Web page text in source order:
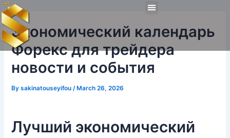
Skip
to
content
Menu
Экономический календарь
Форекс для трейдера
новости и события
Bysakinatouseyifou /March 26, 2026
Лучший экономический
Post
navigation